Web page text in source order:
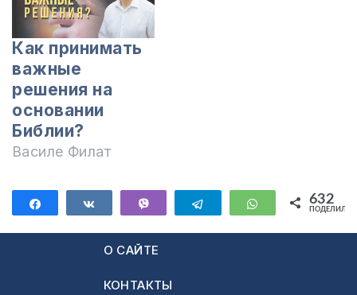
Как принимать
важные
решения на
основании
Библии?
Василе Филат
ПоделитьсяПоделиться Telegram WhatsApp
632
О САЙТЕ
КОНТАКТЫ